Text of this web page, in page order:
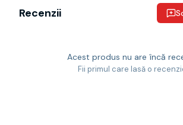
Recenzii
Acest produs nu are încă
Fii primul care lasă o